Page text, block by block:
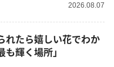
2026.08.07
れたら嬉しい花でわか
輝く場所」